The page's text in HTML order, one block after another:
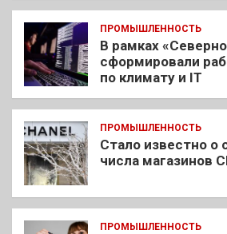
ПРОМЫШЛЕННОСТЬ
В рамках
сформировали
по климату и IT
ПРОМЫШЛЕННОСТЬ
Стало известно о
числа магазинов
ПРОМЫШЛЕННОСТЬ